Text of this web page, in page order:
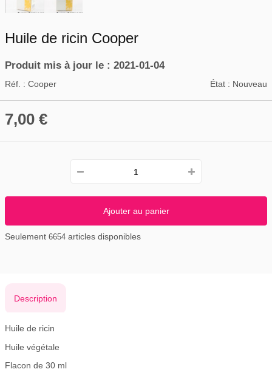
Huile de ricin Cooper
Produit mis à jour le : 2021-01-04
Réf. : Cooper État : Nouveau
7,00 €
Ajouter au panier
Seulement 6654 articles disponibles
Description
Huile de ricin
Huile végétale
Flacon de 30 ml